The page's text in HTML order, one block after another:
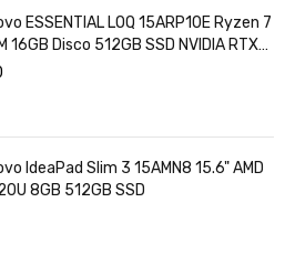
ESSENTIAL LOQ 15ARP10E Ryzen 7
16GB Disco 512GB SSD NVIDIA RTX
FHD Windows 11
IdeaPad Slim 3 15AMN8 15.6" AMD
8GB 512GB SSD